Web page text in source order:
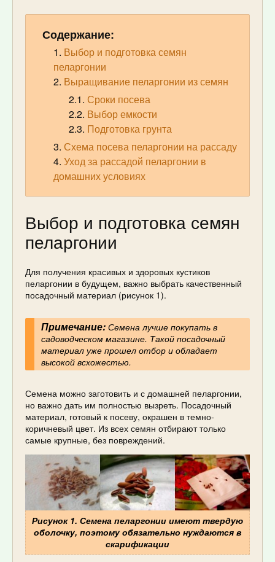
Содержание:
Выбор и подготовка семян
пеларгонии
Выращивание пеларгонии из семян
Сроки посева
Выбор емкости
Подготовка грунта
Схема посева пеларгонии на рассаду
Уход за рассадой пеларгонии в
домашних условиях
Выбор и подготовка семян
пеларгонии
Для получения красивых и здоровых кустиков
пеларгонии в будущем, важно выбрать качественный
посадочный материал (рисунок 1).
Примечание:Семена лучше покупать в
садоводческом магазине. Такой посадочный
материал уже прошел отбор и обладает
высокой всхожестью.
Семена можно заготовить и с домашней пеларгонии,
но важно дать им полностью вызреть. Посадочный
материал, готовый к посеву, окрашен в темно-
коричневый цвет. Из всех семян отбирают только
самые крупные, без повреждений.
Рисунок 1. Семена пеларгонии имеют твердую
оболочку, поэтому обязательно нуждаются в
скарификации